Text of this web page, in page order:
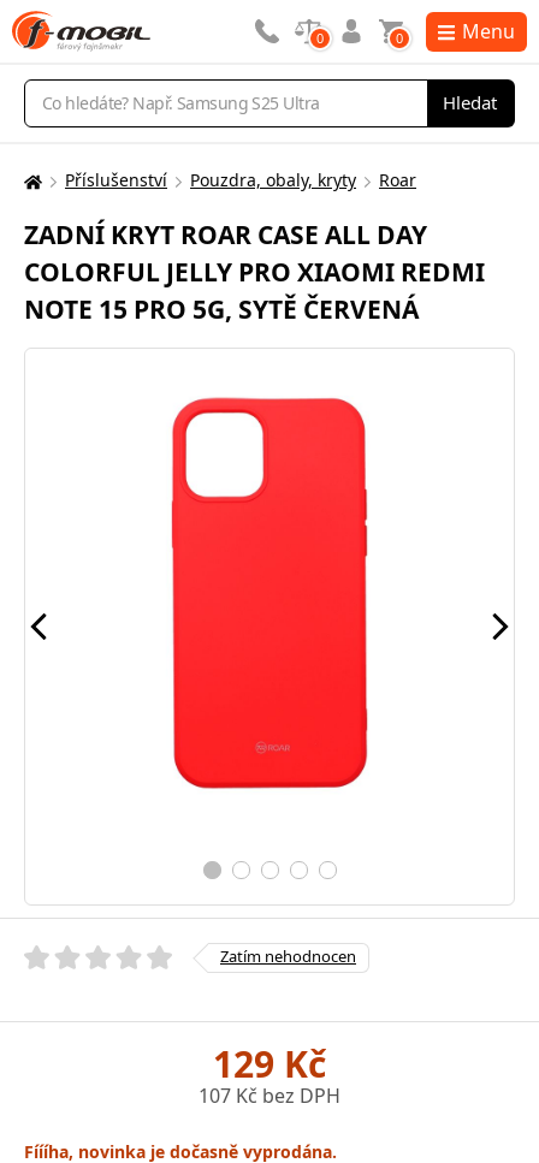
Vyhledávání
Hledat
0 0 Menu
Zde
nacházíte:
Příslušenství Pouzdra, obaly, kryty Roar
ZADNÍ KRYT ROAR CASE ALL DAY
COLORFUL JELLY PRO XIAOMI REDMI
NOTE 15 PRO 5G, SYTĚ ČERVENÁ
Zatím nehodnocen
129 Kč
107 Kč bez DPH
Fíííha, novinka je dočasně vyprodána.